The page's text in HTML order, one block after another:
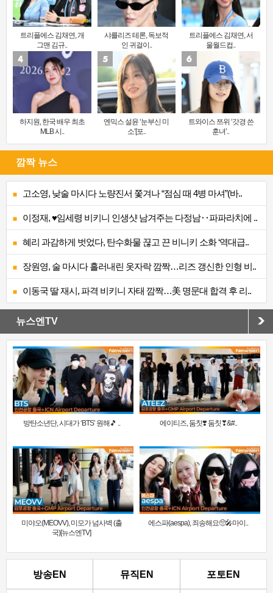
트리플에스 김채연, 개
그맨 김규..
샤를리즈 테론, 독보적
인 귀걸이..
트리플에스 김채연, 서
울월드컵..
하지원, 한국 배우 최초
MLB 시..
엔믹스 설윤 ‘눈부신 미
소’[포..
트와이스 쯔위 ‘갓경 쓴
훈녀’..
깜짝 뉴스
고소영, 낮술 마시다 노량진서 쫓겨나 “점심 때 4병 마셔”(바..
이정재, ♥임세령 비키니 인생샷 남겨주는 다정남‥파파라치에 ..
혜리 과감하게 벗었다, 탄수화물 끊고 끈 비니키 소화 ‘역대급..
장원영, 술 마시다 흘러내린 옷자락 깜짝…리즈 갱신한 인형 비..
이동국 딸 재시, 파격 비키니 자태 깜짝…美 명문대 합격 후 리..
뉴스엔TV
방탄소년단, 시대가 ‘BTS’ 원해🎵 .. 에이티즈, 둠칫❣️ 둠칫❣&#..
미야오(MEOVV), 미모가 넘사벽 (출
국)[뉴스엔TV]
에스파(aespa), 죄송해요🥺🎤마이..
방송EN 뮤직EN 포토EN